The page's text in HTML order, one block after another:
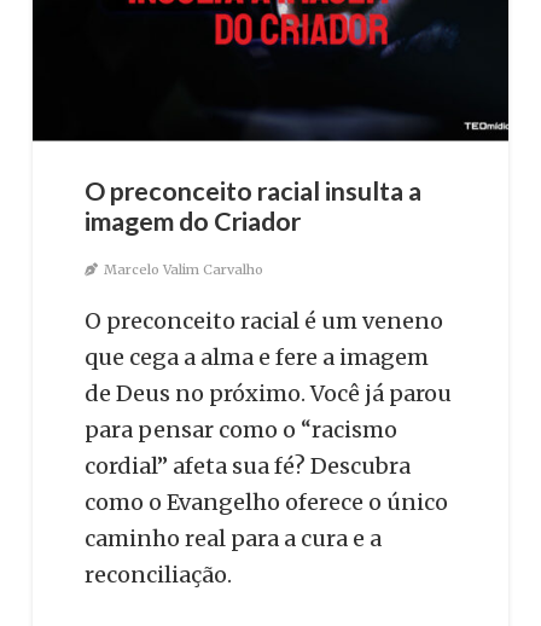
O preconceito racial insulta a
imagem do Criador
Marcelo Valim Carvalho
O preconceito racial é um veneno
que cega a alma e fere a imagem
de Deus no próximo. Você já parou
para pensar como o “racismo
cordial” afeta sua fé? Descubra
como o Evangelho oferece o único
caminho real para a cura e a
reconciliação.